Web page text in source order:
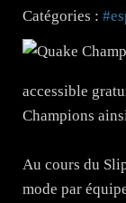
Catégories :
accessible
Champions
Au cours du
mode par